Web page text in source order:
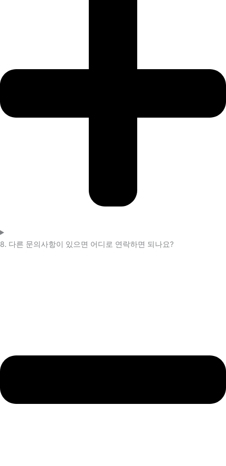
8. 다른 문의사항이 있으면 어디로 연락하면 되나요?